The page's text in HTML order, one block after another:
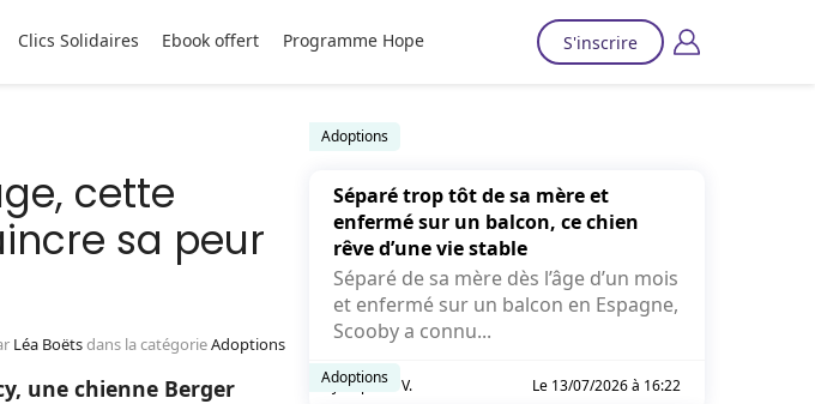
Clics Solidaires Ebook offert Programme Hope S'inscrire
cette
sa peur
Léa Boëtsdans la catégorieAdoptions
une chienne Berger
Adoptions
Séparé trop tôt de sa mère et
enfermé sur un balcon, ce chien
rêve d’une vie stable
Séparé de sa mère dès l’âge d’un mois
et enfermé sur un balcon en Espagne,
Scooby a connu...
Joséphine V. Le 13/07/2026 à 16:22
Adoptions